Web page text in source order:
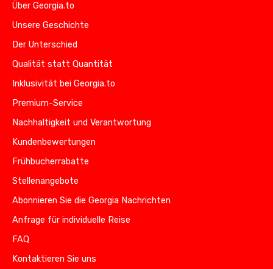
Über Georgia.to
Unsere Geschichte
Der Unterschied
Qualität statt Quantität
Inklusivität bei Georgia.to
Premium-Service
Nachhaltigkeit und Verantwortung
Kundenbewertungen
Frühbucherrabatte
Stellenangebote
Abonnieren Sie die Georgia Nachrichten
Anfrage für individuelle Reise
FAQ
Kontaktieren Sie uns